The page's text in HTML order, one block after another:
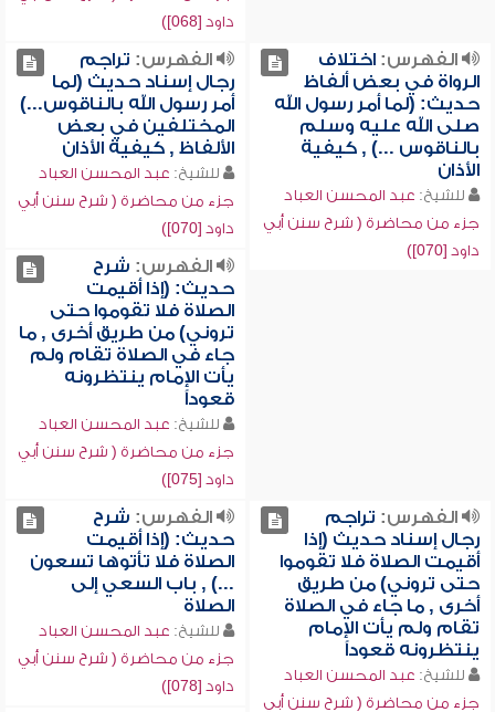
داود [068])
الفهرس:اختلاف
الرواة في بعض ألفاظ
حديث: (لما أمر رسول الله
صلى الله عليه وسلم
بالناقوس ...) , كيفية
الأذان
للشيخ: عبد المحسن العباد
جزء من محاضرة ( شرح سنن أبي
داود [070])
الفهرس: تراجم
رجال إسناد حديث (لما
أمر رسول الله بالناقوس...)
المختلفين في بعض
الألفاظ , كيفية الأذان
للشيخ: عبد المحسن العباد
جزء من محاضرة ( شرح سنن أبي
داود [070])
الفهرس: شرح
حديث: (إذا أقيمت
الصلاة فلا تقوموا حتى
تروني) من طريق أخرى , ما
جاء في الصلاة تقام ولم
يأت الإمام ينتظرونه
قعوداً
للشيخ: عبد المحسن العباد
جزء من محاضرة ( شرح سنن أبي
داود [075])
الفهرس: تراجم
رجال إسناد حديث (إذا
أقيمت الصلاة فلا تقوموا
حتى تروني) من طريق
أخرى , ما جاء في الصلاة
تقام ولم يأت الإمام
ينتظرونه قعوداً
للشيخ: عبد المحسن العباد
جزء من محاضرة ( شرح سنن أبي
الفهرس: شرح
حديث: (إذا أقيمت
الصلاة فلا تأتوها تسعون
...) , باب السعي إلى
الصلاة
للشيخ: عبد المحسن العباد
جزء من محاضرة ( شرح سنن أبي
داود [078])